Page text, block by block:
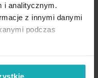
i analitycznym.
z innymi danymi
podczas
zakupem